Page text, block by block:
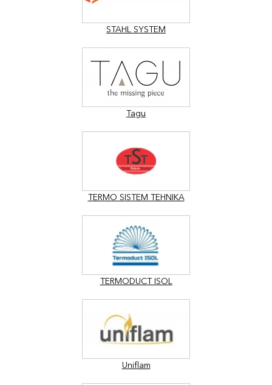
STAHL SYSTEM
Tagu
TERMO SISTEM TEHNIKA
TERMODUCT ISOL
Uniflam